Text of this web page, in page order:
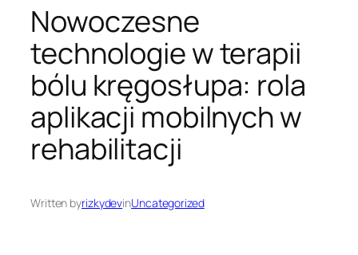
Nowoczesne
technologie w terapii
bólu kręgosłupa: rola
aplikacji mobilnych w
rehabilitacji
Written byrizkydevinUncategorized